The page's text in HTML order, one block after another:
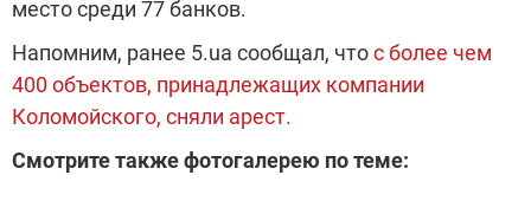
место среди 77 банков.
Напомним, ранее 5.ua сообщал, чтос более чем
400 объектов, принадлежащих компании
Коломойского, сняли арест.
Смотрите также фотогалерею по теме: